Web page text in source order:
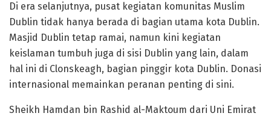
Di era selanjutnya, pusat kegiatan komunitas Muslim
Dublin tidak hanya berada di bagian utama kota Dublin.
Masjid Dublin tetap ramai, namun kini kegiatan
keislaman tumbuh juga di sisi Dublin yang lain, dalam
hal ini di Clonskeagh, bagian pinggir kota Dublin. Donasi
internasional memainkan peranan penting di sini.
Sheikh Hamdan bin Rashid al-Maktoum dari Uni Emirat